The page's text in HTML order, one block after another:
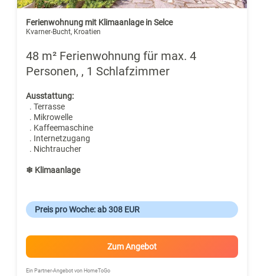
Ferienwohnung mit Klimaanlage in Selce
Kvarner-Bucht, Kroatien
48 m² Ferienwohnung für max. 4
Personen, , 1 Schlafzimmer
Ausstattung:
. Terrasse
. Mikrowelle
. Kaffeemaschine
. Internetzugang
. Nichtraucher
❄ Klimaanlage
Preis pro Woche: ab 308 EUR
Zum Angebot
Ein Partner-Angebot von HomeToGo